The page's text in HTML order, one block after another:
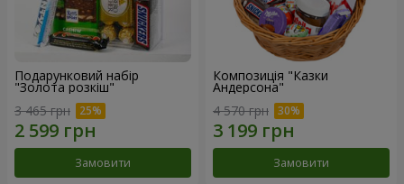
Подарунковий набір
"Золота розкіш"
3 465 грн
Замовити
Композиція "Казки
Андерсона"
4 570 грн
Замовити